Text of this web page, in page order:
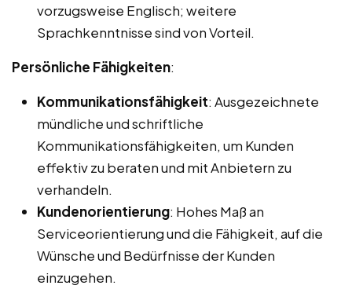
vorzugsweise Englisch; weitere
Sprachkenntnisse sind von Vorteil.
Persönliche Fähigkeiten:
Kommunikationsfähigkeit: Ausgezeichnete
mündliche und schriftliche
Kommunikationsfähigkeiten, um Kunden
effektiv zu beraten und mit Anbietern zu
verhandeln.
Kundenorientierung: Hohes Maß an
Serviceorientierung und die Fähigkeit, auf die
Wünsche und Bedürfnisse der Kunden
einzugehen.